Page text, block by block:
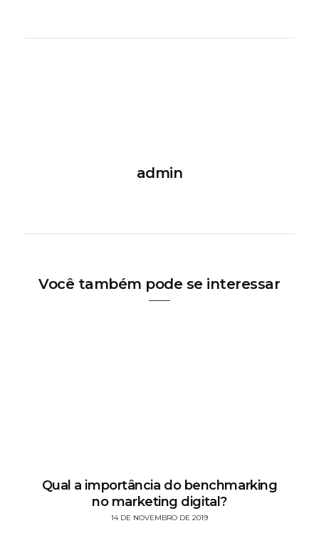
admin
Você também pode se interessar
Qual a importância do benchmarking
no marketing digital?
14 DE NOVEMBRO DE 2019